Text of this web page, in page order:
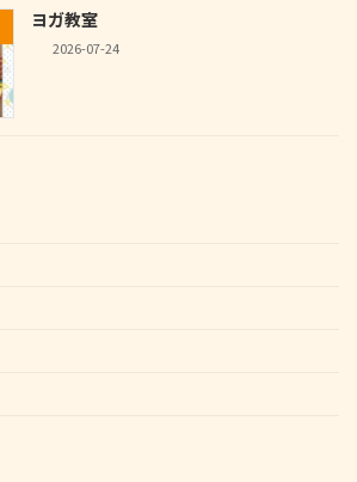
ヨガ教室
2026-07-24